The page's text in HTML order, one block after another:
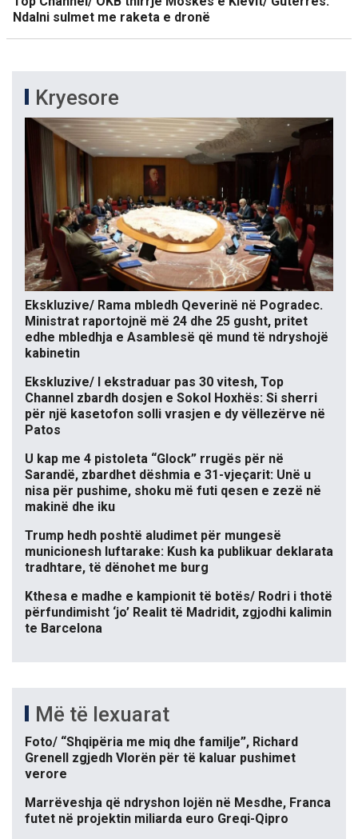
Ndalni sulmet me raketa e dronë
Kryesore
Ekskluzive/ Rama mbledh Qeverinë në Pogradec.
Ministrat raportojnë më 24 dhe 25 gusht, pritet
edhe mbledhja e Asamblesë që mund të ndryshojë
kabinetin
Ekskluzive/ I ekstraduar pas 30 vitesh, Top
Channel zbardh dosjen e Sokol Hoxhës: Si sherri
për një kasetofon solli vrasjen e dy vëllezërve në
Patos
U kap me 4 pistoleta “Glock” rrugës për në
Sarandë, zbardhet dëshmia e 31-vjeçarit: Unë u
nisa për pushime, shoku më futi qesen e zezë në
makinë dhe iku
Trump hedh poshtë aludimet për mungesë
municionesh luftarake: Kush ka publikuar deklarata
tradhtare, të dënohet me burg
Kthesa e madhe e kampionit të botës/ Rodri i thotë
përfundimisht ‘jo’ Realit të Madridit, zgjodhi kalimin
te Barcelona
Më të lexuarat
Foto/ “Shqipëria me miq dhe familje”, Richard
Grenell zgjedh Vlorën për të kaluar pushimet
verore
Marrëveshja që ndryshon lojën në Mesdhe, Franca
futet në projektin miliarda euro Greqi-Qipro